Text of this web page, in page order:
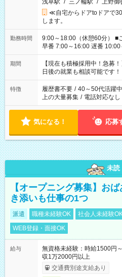
浅草駅 / 三ノ輪駅 / 上野御
≪自宅からドアtoドアで
します。
勤務時間
9:00～18:00（休憩60分） ■ご希望があれば下記シフトもOK！
早番 7:00～16:00 遅番 10:00～19:00 「家族と休
い」 「余裕を持って夕飯の
たくない」 など、ご希望を教えてく
の方へ 今ご覧のお仕事で希
の勤務時間。 合計で週40時
期間
【現在も積極採用中！急募
日後の就業も相談可能です！
特徴 履歴書不要 / 40～50代活躍中
上の大量募集 / 電話対応なし
気になる！ 応募
未読
【オープニング募集】お
き添いも仕事の1つ
派遣 職種未経験OK 社会人未経験
WEB登録・面接OK
給与
無資格未経験：時給1500
収1万2000円以上
交通費別途支給あり